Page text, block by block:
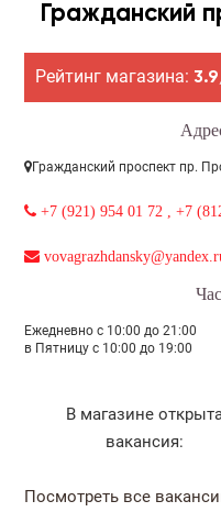
Гражданский
Рейтинг магазина:
Гражданский проспект пр.
+7 (921) 954 01 72 , +7
Ежедневно с 10:00 до 21:00
в Пятницу с 10:00 до 19:00
В магазине открыта
вакансия:
Посмотреть все